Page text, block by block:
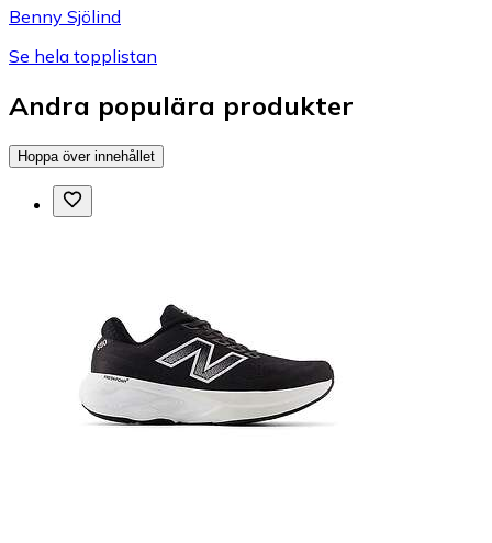
Benny Sjölind
Se hela topplistan
Andra populära produkter
Hoppa över innehållet